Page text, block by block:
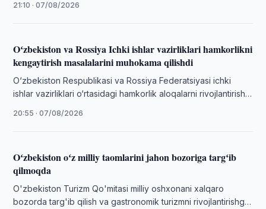
21:10 · 07/08/2026
Oʻzbekiston va Rossiya Ichki ishlar vazirliklari hamkorlikni
kengaytirish masalalarini muhokama qilishdi
O‘zbekiston Respublikasi va Rossiya Federatsiyasi ichki
ishlar vazirliklari o‘rtasidagi hamkorlik aloqalarni rivojlantirish
O‘zbekiston Respublikasi …
20:55 · 07/08/2026
Oʻzbekiston oʻz milliy taomlarini jahon bozoriga targʻib
qilmoqda
O'zbekiston Turizm Qo'mitasi milliy oshxonani xalqaro
bozorda targ'ib qilish va gastronomik turizmni rivojlantirishga